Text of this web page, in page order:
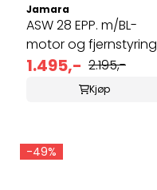
Jamara
ASW 28 EPP. m/BL-
motor og fjernstyring
1.495,- 2.195,-
Kjøp
-49%